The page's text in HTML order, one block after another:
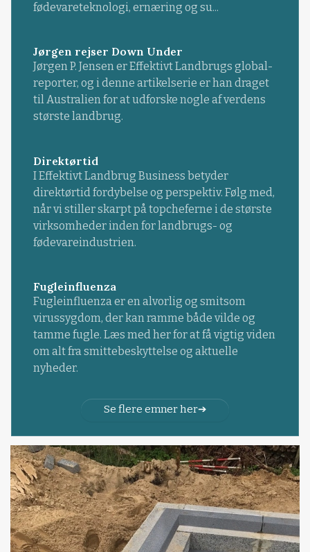
fødevareteknologi, ernæring og su...
Jørgen rejser Down Under
Jørgen P. Jensen er Effektivt Landbrugs global-
reporter, og i denne artikelserie er han draget
til Australien for at udforske nogle af verdens
største landbrug.
Direktørtid
I Effektivt Landbrug Business betyder
direktørtid fordybelse og perspektiv. Følg med,
når vi stiller skarpt på topcheferne i de største
virksomheder inden for landbrugs- og
fødevareindustrien.
Fugleinfluenza
Fugleinfluenza er en alvorlig og smitsom
virussygdom, der kan ramme både vilde og
tamme fugle. Læs med her for at få vigtig viden
om alt fra smittebeskyttelse og aktuelle
nyheder.
Se flere emner her